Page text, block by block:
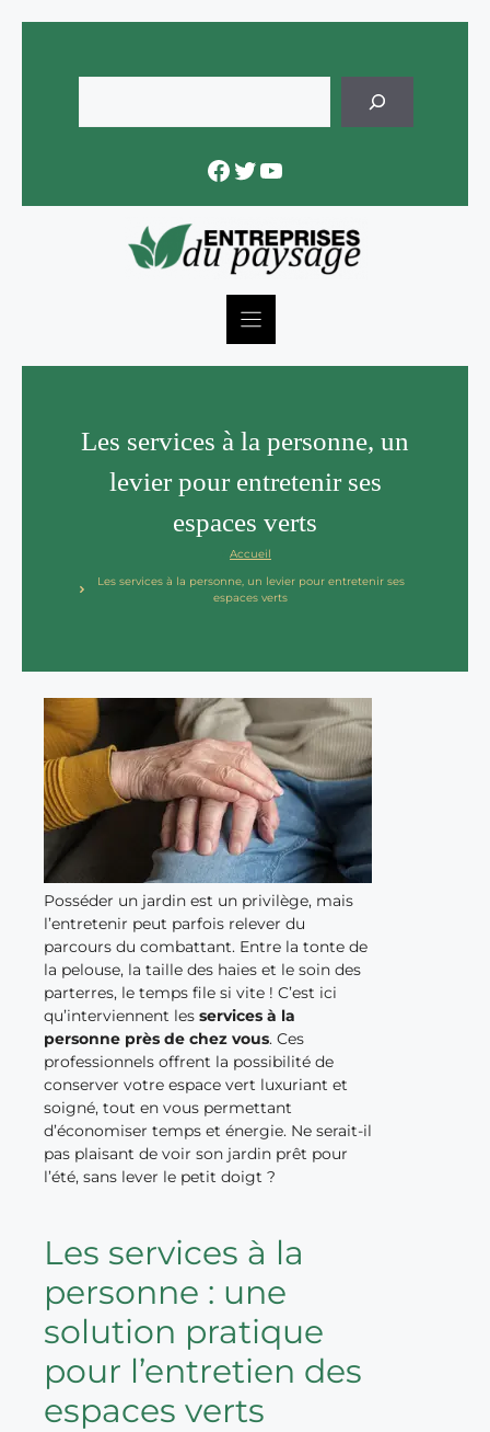
content
Facebook
Twitter
YouTube
Les services à la personne, un
levier pour entretenir ses
espaces verts
Accueil
Les services à la personne, un levier pour entretenir ses
espaces verts
Posséder un jardin est un privilège, mais
l’entretenir peut parfois relever du
parcours du combattant. Entre la tonte de
la pelouse, la taille des haies et le soin des
parterres, le temps file si vite ! C’est ici
qu’interviennent les services à la
personne près de chez vous. Ces
professionnels offrent la possibilité de
conserver votre espace vert luxuriant et
soigné, tout en vous permettant
d’économiser temps et énergie. Ne serait-il
pas plaisant de voir son jardin prêt pour
l’été, sans lever le petit doigt ?
Les services à la
personne : une
solution pratique
pour l’entretien des
espaces verts